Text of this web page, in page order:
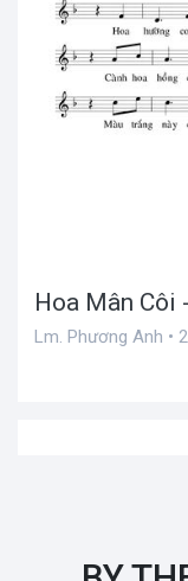
Hoa Mân Côi
Lm. Phương Anh •